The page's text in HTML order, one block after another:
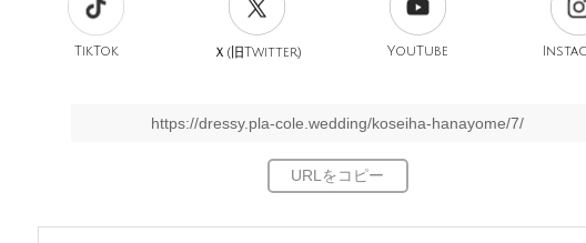
TikTok Ｘ(旧Twitter) YouTube
https://dressy.pla-cole.wedding/koseiha-hanayome/7/